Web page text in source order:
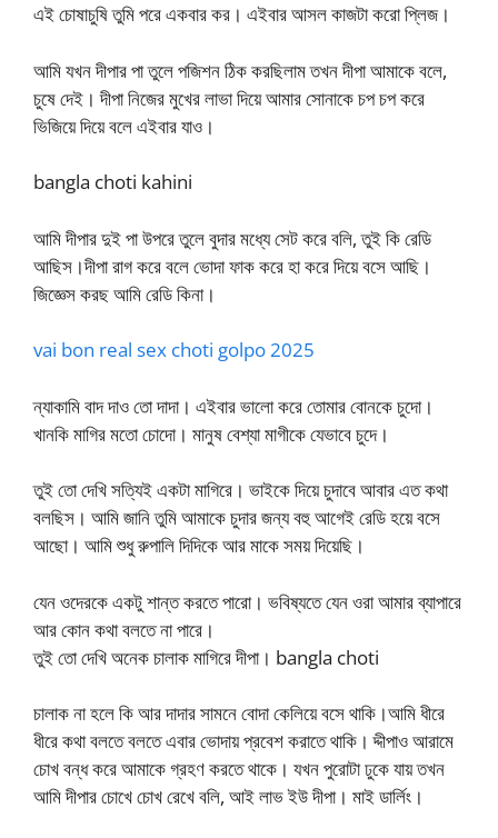
এই চোষাচুষি তুমি পরে একবার কর। এইবার আসল কাজটা করো প্লিজ।
আমি যখন দীপার পা তুলে পজিশন ঠিক করছিলাম তখন দীপা আমাকে বলে,
চুষে দেই। দীপা নিজের মুখের লাভা দিয়ে আমার সোনাকে চপ চপ করে
ভিজিয়ে দিয়ে বলে এইবার যাও।
bangla choti kahini
আমি দীপার দুই পা উপরে তুলে বুদার মধ্যে সেট করে বলি, তুই কি রেডি
আছিস।দীপা রাগ করে বলে ভোদা ফাক করে হা করে দিয়ে বসে আছি।
জিজ্ঞেস করছ আমি রেডি কিনা।
vai bon real sex choti golpo 2025
ন্যাকামি বাদ দাও তো দাদা। এইবার ভালো করে তোমার বোনকে চুদো।
খানকি মাগির মতো চোদো। মানুষ বেশ্যা মাগীকে যেভাবে চুদে।
তুই তো দেখি সত্যিই একটা মাগিরে। ভাইকে দিয়ে চুদাবে আবার এত কথা
বলছিস। আমি জানি তুমি আমাকে চুদার জন্য বহু আগেই রেডি হয়ে বসে
আছো। আমি শুধু রুপালি দিদিকে আর মাকে সময় দিয়েছি।
যেন ওদেরকে একটু শান্ত করতে পারো। ভবিষ্যতে যেন ওরা আমার ব্যাপারে
আর কোন কথা বলতে না পারে।
তুই তো দেখি অনেক চালাক মাগিরে দীপা। bangla choti
চালাক না হলে কি আর দাদার সামনে বোদা কেলিয়ে বসে থাকি।আমি ধীরে
ধীরে কথা বলতে বলতে এবার ভোদায় প্রবেশ করাতে থাকি। দ্দীপাও আরামে
চোখ বন্ধ করে আমাকে গ্রহণ করতে থাকে। যখন পুরোটা ঢুকে যায় তখন
আমি দীপার চোখে চোখ রেখে বলি, আই লাভ ইউ দীপা। মাই ডার্লিং।